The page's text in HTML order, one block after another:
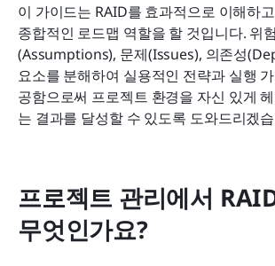
이 가이드는 RAID를 효과적으로 이해하
종합적인 로드맵 역할을 할 것입니다. 위
(Assumptions), 문제(Issues), 의존성
요소를 분해하여 실용적인 전략과 실행
공함으로써 프로젝트 환경을 자신 있게
는 결과를 달성할 수 있도록 도와드리겠
프로젝트 관리에서
무엇인가요?